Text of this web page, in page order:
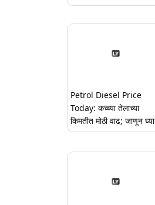
Petrol Diesel Price
Today: कच्च्या तेलाच्या
किमतीत मोठी वाढ; जाणून घ्या
तुमच्या शहरातील पेट्रोल-